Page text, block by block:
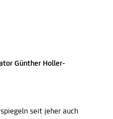
Günther Holler-
seit jeher auch